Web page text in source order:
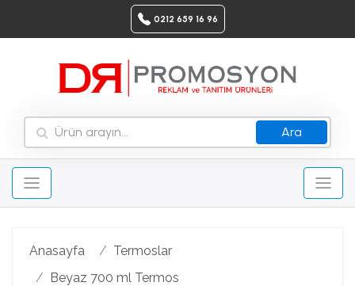
0212 659 16 96
Ara
Anasayfa
Termoslar
Beyaz 700 ml Termos